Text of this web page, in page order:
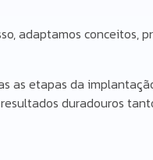
adaptamos conceitos,
etapas da
duradouros